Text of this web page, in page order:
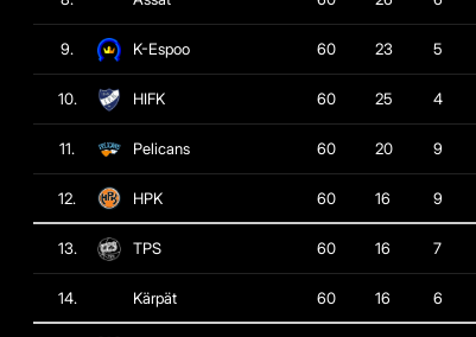
9. K-Espoo 60 23 5
10. HIFK 60 25 4
11. Pelicans 60 20 9
12. HPK 60 16 9
13. TPS 60 16 7
14. Kärpät 60 16 6